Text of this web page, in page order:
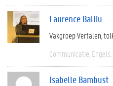
Laurence Balliu
Vakgroep Vertalen,
Communicatie Engels
Isabelle Bambust